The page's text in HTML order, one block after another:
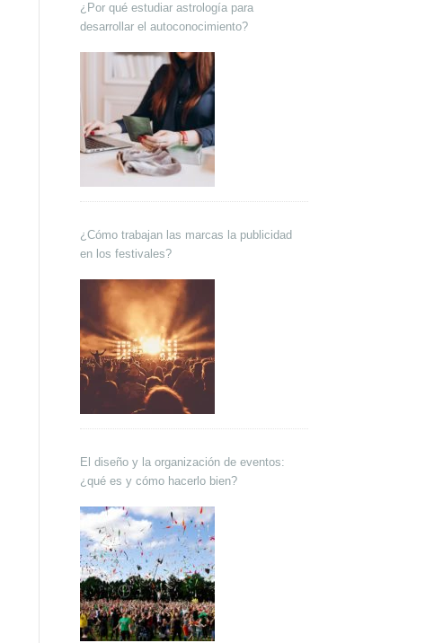
¿Por qué estudiar astrología para
desarrollar el autoconocimiento?
¿Cómo trabajan las marcas la publicidad
en los festivales?
El diseño y la organización de eventos:
¿qué es y cómo hacerlo bien?